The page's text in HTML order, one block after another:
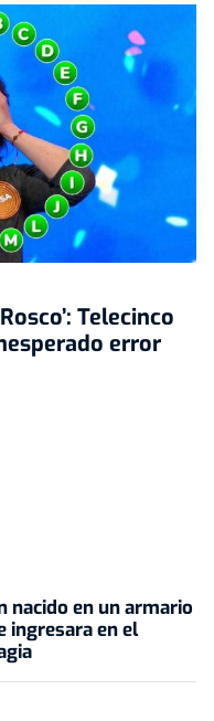
Telecinco
error
nacido en un armario
ingresara en el